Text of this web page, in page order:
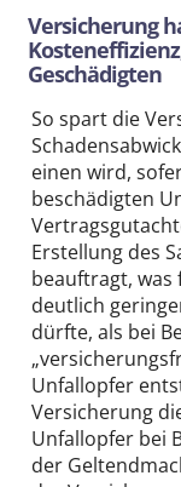
Versicherung
Geschädigten
So spart die
einen wird,
beschädigten
Erstellung des
beauftragt, was
deutlich
dürfte, als bei
Unfallopfer
Versicherung
Unfallopfer bei
der